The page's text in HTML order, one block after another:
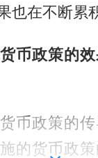
也在不断累
币政策的
币政策的
的货币政